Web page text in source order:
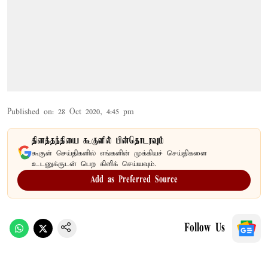
Published on: 28 Oct 2020, 4:45 pm
தினத்தந்தியை கூகுளில் பின்தொடரவும்
கூகுள் செய்திகளில் எங்களின் முக்கியச் செய்திகளை
உடனுக்குடன் பெற கிளிக் செய்யவும்.
Add as Preferred Source
Follow Us